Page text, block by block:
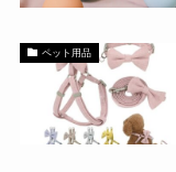
ペット用品